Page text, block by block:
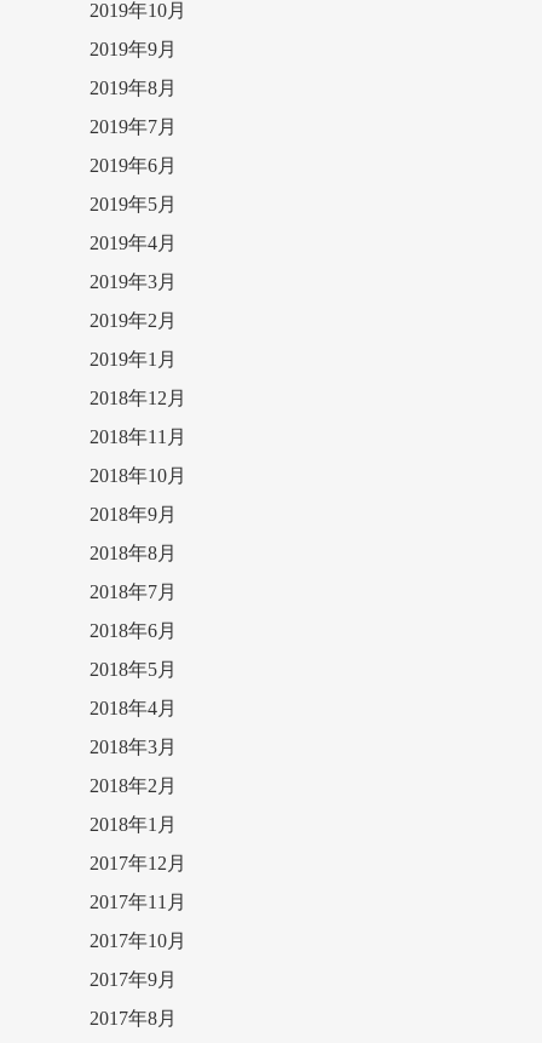
2019年10月
2019年9月
2019年8月
2019年7月
2019年6月
2019年5月
2019年4月
2019年3月
2019年2月
2019年1月
2018年12月
2018年11月
2018年10月
2018年9月
2018年8月
2018年7月
2018年6月
2018年5月
2018年4月
2018年3月
2018年2月
2018年1月
2017年12月
2017年11月
2017年10月
2017年9月
2017年8月